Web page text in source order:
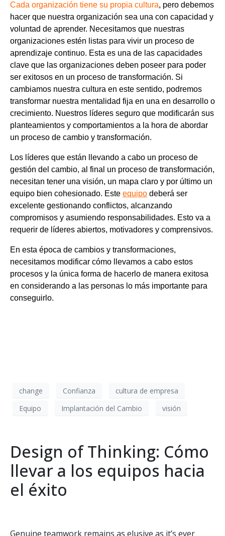
Cada organización tiene su propia cultura, pero debemos
hacer que nuestra organización sea una con capacidad y
voluntad de aprender. Necesitamos que nuestras
organizaciones estén listas para vivir un proceso de
aprendizaje continuo. Esta es una de las capacidades
clave que las organizaciones deben poseer para poder
ser exitosos en un proceso de transformación. Si
cambiamos nuestra cultura en este sentido, podremos
transformar nuestra mentalidad fija en una en desarrollo o
crecimiento. Nuestros líderes seguro que modificarán sus
planteamientos y comportamientos a la hora de abordar
un proceso de cambio y transformación.
Los líderes que están llevando a cabo un proceso de
gestión del cambio, al final un proceso de transformación,
necesitan tener una visión, un mapa claro y por último un
equipo bien cohesionado. Este equipo deberá ser
excelente gestionando conflictos, alcanzando
compromisos y asumiendo responsabilidades. Esto va a
requerir de líderes abiertos, motivadores y comprensivos.
En esta época de cambios y transformaciones,
necesitamos modificar cómo llevamos a cabo estos
procesos y la única forma de hacerlo de manera exitosa
en considerando a las personas lo más importante para
conseguirlo.
change Confianza
cultura de empresa
Equipo
Implantación del Cambio visión
Design of Thinking: Cómo
llevar a los equipos hacia
el éxito
Genuine teamwork remains as elusive as it’s ever